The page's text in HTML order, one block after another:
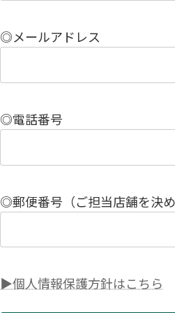
◎メールアドレス
◎電話番号
◎郵便番号（ご担当店舗を決め
▶個人情報保護方針はこちら